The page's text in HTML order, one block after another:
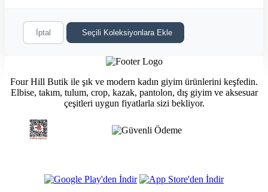
İptal Seçili Koleksiyonlara Ekle
Four Hill Butik ile şık ve modern kadın giyim ürünlerini keşfedin.
Elbise, takım, tulum, crop, kazak, pantolon, dış giyim ve aksesuar
çeşitleri uygun fiyatlarla sizi bekliyor.